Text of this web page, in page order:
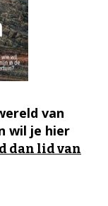
van
wil je hier
dan lid van